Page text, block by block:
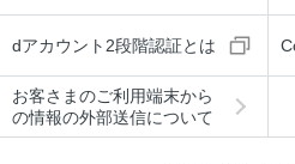
dアカウント2段階認証とは
お客さまのご利用端末から
の情報の外部送信について